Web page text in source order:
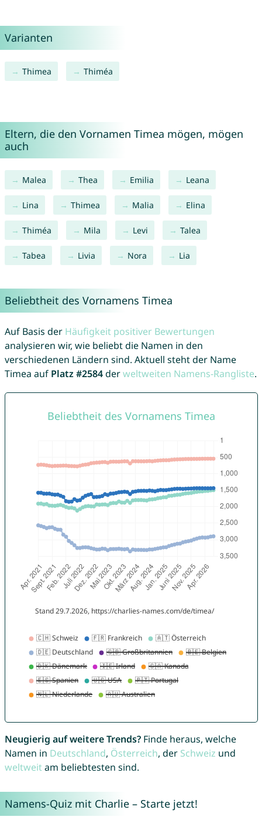
Varianten
Thimea Thiméa
Eltern, die den Vornamen Timea mögen, mögen
auch
Malea Thea Emilia Leana
Lina Thimea Malia Elina
Thiméa Mila Levi Talea
Tabea Livia Nora Lia
Beliebtheit des Vornamens Timea
Auf Basis der Häufigkeit positiver Bewertungen
analysieren wir, wie beliebt die Namen in den
verschiedenen Ländern sind. Aktuell steht der Name
Timea auf Platz #2584derweltweiten Namens-Rangliste.
Neugierig auf weitere Trends?Finde heraus, welche
Namen in Deutschland, Österreich, der Schweiz und
weltweitam beliebtesten sind.
Namens-Quiz mit Charlie – Starte jetzt!